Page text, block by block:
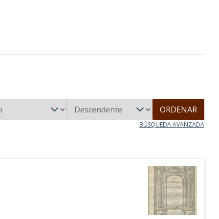
ORDENAR
BÚSQUEDA AVANZADA